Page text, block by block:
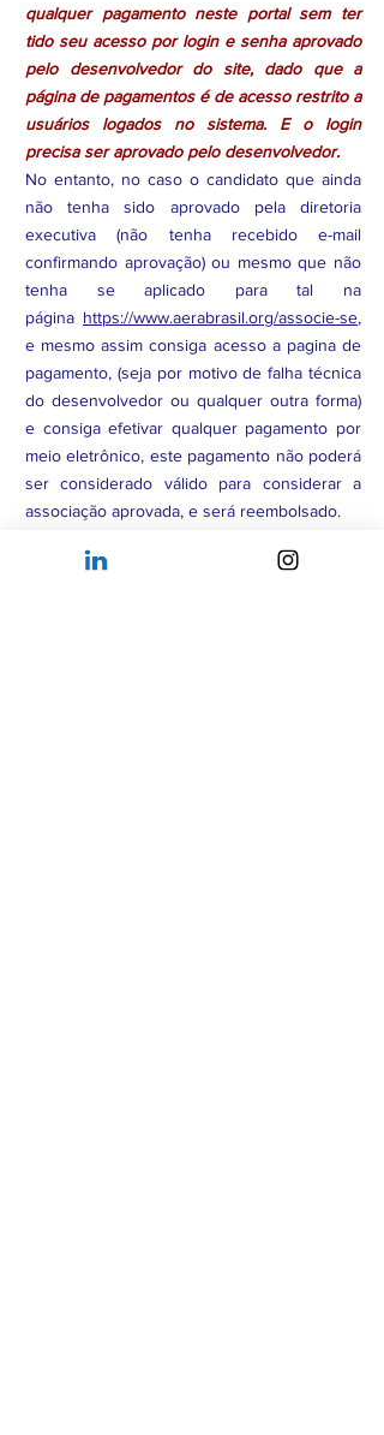
qualquer pagamento neste portal sem ter
tido seu acesso por login e senha aprovado
pelo desenvolvedor do site, dado que a
página de pagamentos é de acesso restrito a
usuários logados no sistema. E o login
precisa ser aprovado pelo desenvolvedor.
No entanto, no caso o candidato que ainda
não tenha sido aprovado pela diretoria
executiva (não tenha recebido e-mail
confirmando aprovação) ou mesmo que não
tenha se aplicado para tal na
página https://www.aerabrasil.org/associe-se,
e mesmo assim consiga acesso a pagina de
pagamento, (seja por motivo de falha técnica
do desenvolvedor ou qualquer outra forma)
e consiga efetivar qualquer pagamento por
meio eletrônico, este pagamento não poderá
ser considerado válido para considerar a
associação aprovada, e será reembolsado.
Associado Afiliado
realizou por engano o